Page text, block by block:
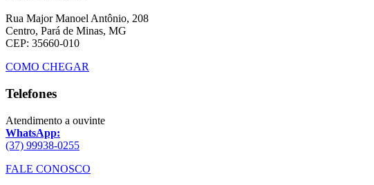
Rua Major Manoel Antônio, 208
Centro, Pará de Minas, MG
CEP: 35660-010
COMO CHEGAR
Telefones
Atendimento a ouvinte
WhatsApp:
(37) 99938-0255
FALE CONOSCO